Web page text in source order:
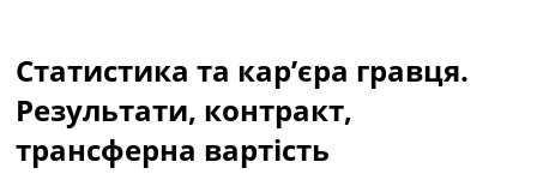
Чемпіонат Світу
Україна. Прем’єр-Ліга
Україна. Перша Ліга
Ліга Чемпіонів
Статистика та кар’єра гравця.
Результати, контракт,
трансферна вартість